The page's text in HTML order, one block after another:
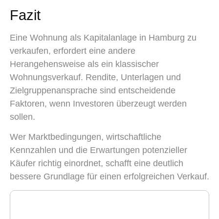
Fazit
Eine Wohnung als Kapitalanlage in Hamburg zu
verkaufen, erfordert eine andere
Herangehensweise als ein klassischer
Wohnungsverkauf. Rendite, Unterlagen und
Zielgruppenansprache sind entscheidende
Faktoren, wenn Investoren überzeugt werden
sollen.
Wer Marktbedingungen, wirtschaftliche
Kennzahlen und die Erwartungen potenzieller
Käufer richtig einordnet, schafft eine deutlich
bessere Grundlage für einen erfolgreichen Verkauf.